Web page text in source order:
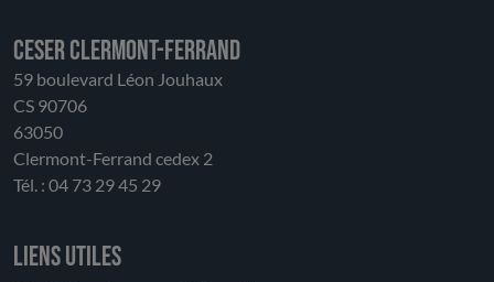
CESER Clermont-Ferrand
59 boulevard Léon Jouhaux
CS 90706
63050
Clermont-Ferrand cedex 2
Tél. : 04 73 29 45 29
Liens utiles